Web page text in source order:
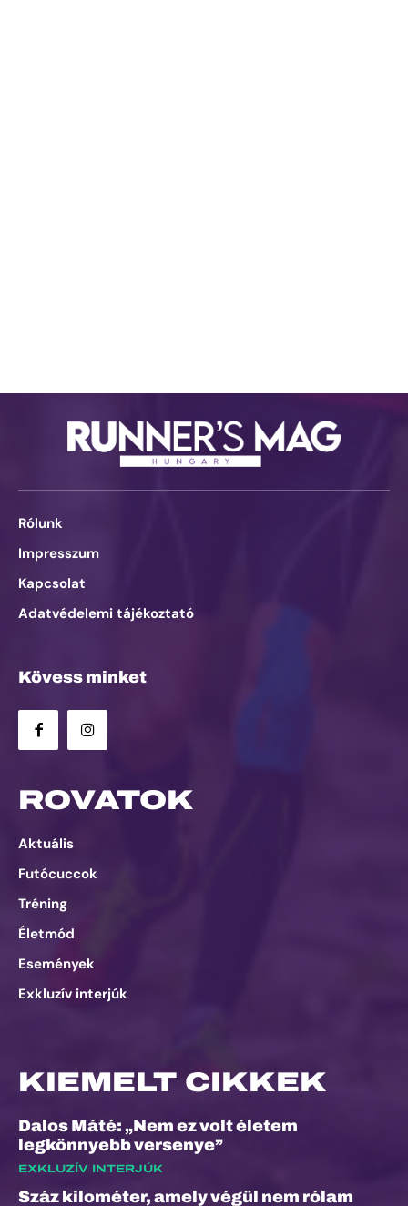
Rólunk
Impresszum
Kapcsolat
Adatvédelemi tájékoztató
Kövess minket
ROVATOK
Aktuális
Futócuccok
Tréning
Életmód
Események
Exkluzív interjúk
KIEMELT CIKKEK
Dalos Máté: „Nem ez volt életem
legkönnyebb versenye”
EXKLUZÍV INTERJÚK
Száz kilométer, amely végül nem rólam